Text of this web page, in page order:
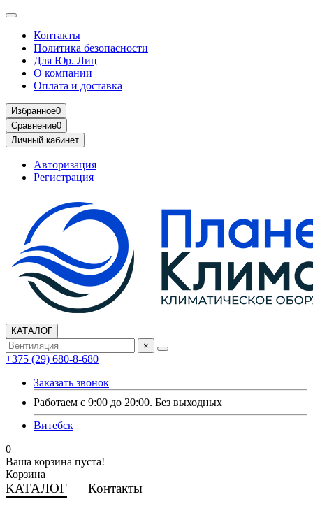
Контакты
Политика безопасности
Для Юр. Лиц
О компании
Оплата и доставка
Избранное0
Сравнение0
Личный кабинет
Авторизация
Регистрация
КАТАЛОГ
×
+375 (29) 680-8-680
Заказать звонок
Работаем с 9:00 до 20:00. Без выходных
Витебск
0
Ваша корзина пуста!
Корзина
КАТАЛОГ Контакты